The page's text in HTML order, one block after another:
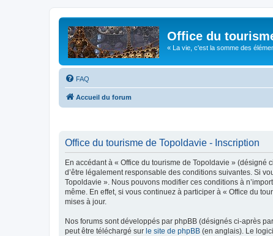
Office du
« La vie, c'est la somme des
FAQ
Accueil du forum
Office du tourisme de Topoldavie - Inscription
En accédant à « Office du tourisme de Topoldavie »
d’être légalement responsable des conditions suivantes. Si
Topoldavie ». Nous pouvons modifier ces conditions à
même. En effet, si vous continuez à participer à « Office du
mises à jour.
Nos forums sont développés par phpBB (désignés ci-après
peut être téléchargé sur le site de phpBB (en anglais). Le